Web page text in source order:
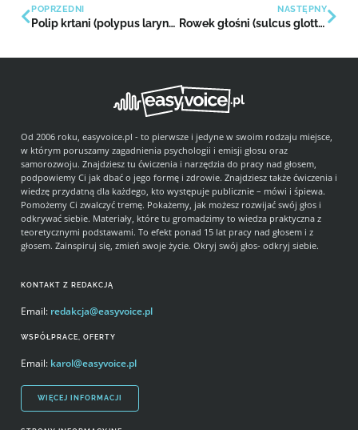
POPRZEDNI
Polip krtani (polypus laryngis)
NASTĘPNY
Rowek głośni (sulcus glottis)
KONTAKT Z REDAKCJĄ
Email: redakcja@easyvoice.pl
WSPÓŁPRACE, OFERTY
Email: karol@easyvoice.pl
WIĘCEJ INFORMACJI
Od 2006 roku, easyvoice.pl - to pierwsze i jedyne w swoim rodzaju miejsce,
w którym poruszamy zagadnienia psychologii i emisji głosu oraz
samorozwoju. Znajdziesz tu ćwiczenia i narzędzia do pracy nad głosem,
podpowiemy Ci jak dbać o jego formę i zdrowie. Znajdziesz także ćwiczenia i
wiedzę przydatną dla każdego, kto występuje publicznie – mówi i śpiewa.
Pomożemy Ci zwalczyć tremę. Pokażemy, jak możesz rozwijać swój głos i
odkrywać siebie. Materiały, które tu gromadzimy to wiedza praktyczna z
teoretycznymi podstawami. To efekt ponad 15 lat pracy nad głosem i z
głosem. Zainspiruj się, zmień swoje życie. Okryj swój głos- odkryj siebie.